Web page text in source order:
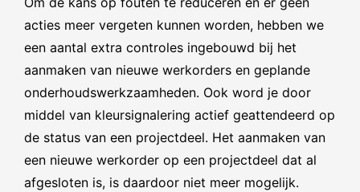
acties meer vergeten kunnen worden, hebben we
een aantal extra controles ingebouwd bij het
aanmaken van nieuwe werkorders en geplande
onderhoudswerkzaamheden. Ook word je door
middel van kleursignalering actief geattendeerd op
de status van een projectdeel. Het aanmaken van
een nieuwe werkorder op een projectdeel dat al
afgesloten is, is daardoor niet meer mogelijk.